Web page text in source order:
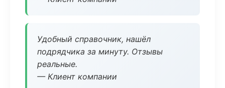
Удобный справочник, нашёл
подрядчика за минуту. Отзывы
реальные.
— Клиент компании